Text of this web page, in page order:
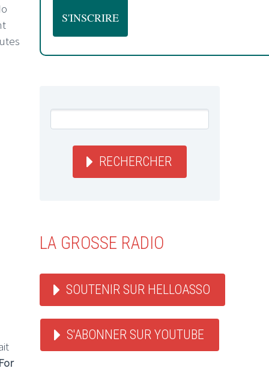
RECHERCHER
LA GROSSE RADIO
SOUTENIR SUR HELLOASSO
S'ABONNER SUR YOUTUBE